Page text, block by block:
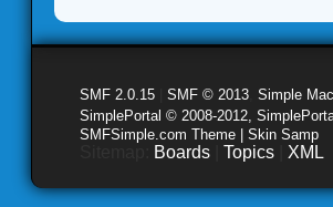
SMF 2.0.15 SMF © 2013 Simple
SimplePortal © 2008-2012,
SMFSimple.com Theme | Skin Samp
Boards Topics XML